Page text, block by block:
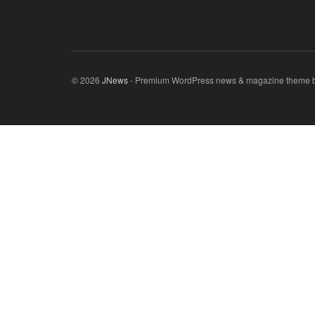
© 2026 JNews- Premium WordPress news & magazine theme